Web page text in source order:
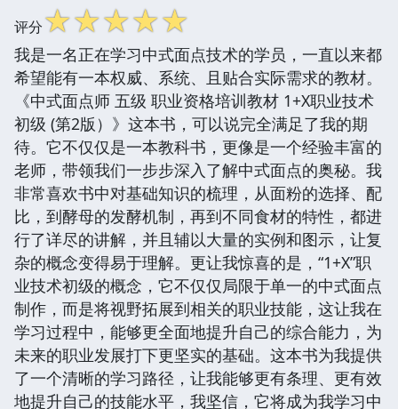
评分☆☆☆☆☆
我是一名正在学习中式面点技术的学员，一直以来都
希望能有一本权威、系统、且贴合实际需求的教材。
《中式面点师 五级 职业资格培训教材 1+X职业技术
初级 (第2版）》这本书，可以说完全满足了我的期
待。它不仅仅是一本教科书，更像是一个经验丰富的
老师，带领我们一步步深入了解中式面点的奥秘。我
非常喜欢书中对基础知识的梳理，从面粉的选择、配
比，到酵母的发酵机制，再到不同食材的特性，都进
行了详尽的讲解，并且辅以大量的实例和图示，让复
杂的概念变得易于理解。更让我惊喜的是，“1+X”职
业技术初级的概念，它不仅仅局限于单一的中式面点
制作，而是将视野拓展到相关的职业技能，这让我在
学习过程中，能够更全面地提升自己的综合能力，为
未来的职业发展打下更坚实的基础。这本书为我提供
了一个清晰的学习路径，让我能够更有条理、更有效
地提升自己的技能水平，我坚信，它将成为我学习中